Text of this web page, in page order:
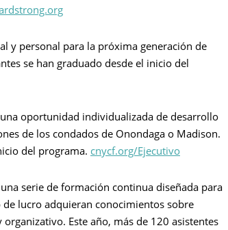
y personal para la próxima generación de
se han graduado desde el inicio del
oportunidad individualizada de desarrollo
de los condados de Onondaga o Madison.
del programa. cnycf.org/Ejecutivo
serie de formación continua diseñada para
lucro adquieran conocimientos sobre
Este año, más de 120 asistentes